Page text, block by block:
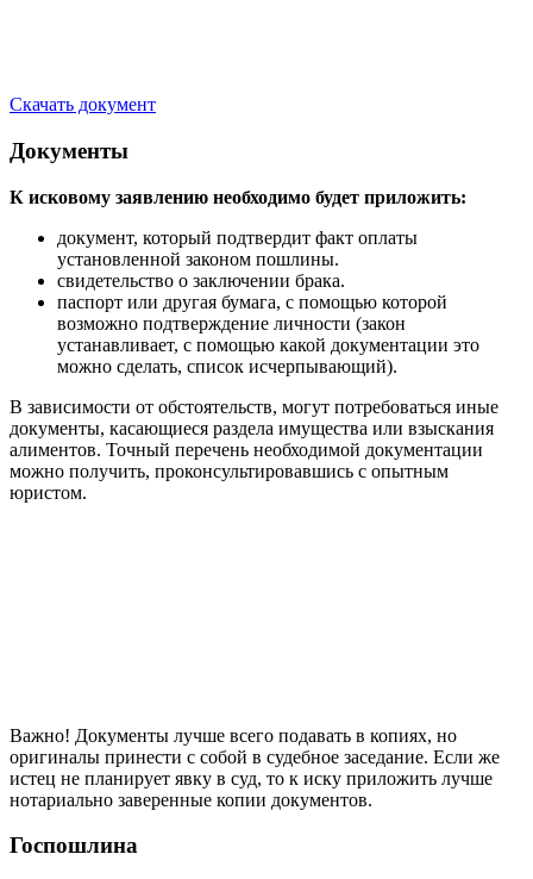
Скачать документ
Документы
К исковому заявлению необходимо будет приложить:
документ, который подтвердит факт оплаты
установленной законом пошлины.
свидетельство о заключении брака.
паспорт или другая бумага, с помощью которой
возможно подтверждение личности (закон
устанавливает, с помощью какой документации это
можно сделать, список исчерпывающий).
В зависимости от обстоятельств, могут потребоваться иные
документы, касающиеся раздела имущества или взыскания
алиментов. Точный перечень необходимой документации
можно получить, проконсультировавшись с опытным
юристом.
Важно! Документы лучше всего подавать в копиях, но
оригиналы принести с собой в судебное заседание. Если же
истец не планирует явку в суд, то к иску приложить лучше
нотариально заверенные копии документов.
Госпошлина